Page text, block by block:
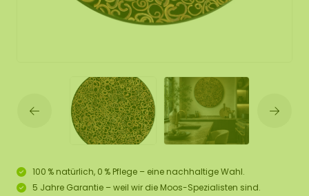
100 % natürlich, 0 % Pflege – eine nachhaltige Wahl.
5 Jahre Garantie – weil wir die Moos-Spezialisten sind.